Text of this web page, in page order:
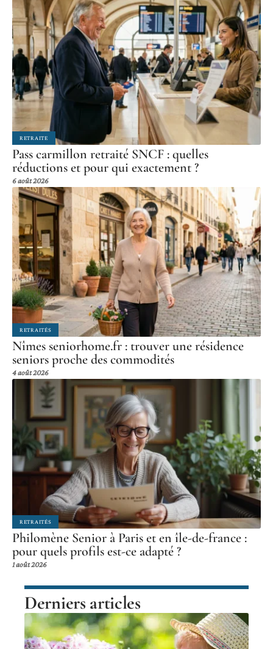
RETRAITE
Pass carmillon retraité SNCF : quelles
réductions et pour qui exactement ?
6 août 2026
RETRAITÉS
Nîmes seniorhome.fr : trouver une résidence
seniors proche des commodités
4 août 2026
RETRAITÉS
Philomène Senior à Paris et en île-de-france :
pour quels profils est-ce adapté ?
1 août 2026
Derniers articles